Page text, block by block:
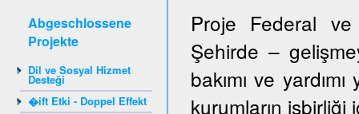
Abgeschlossene
Projekte
Dil ve Sosyal Hizmet
Desteği
�ift Etki - Doppel Effekt
Proje Federal ve
Şehirde –
bakımı ve
kurumların işbirliği